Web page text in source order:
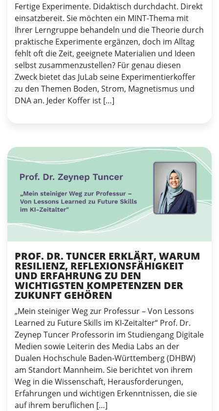
Fertige Experimente. Didaktisch durchdacht. Direkt
einsatzbereit. Sie möchten ein MINT-Thema mit
Ihrer Lerngruppe behandeln und die Theorie durch
praktische Experimente ergänzen, doch im Alltag
fehlt oft die Zeit, geeignete Materialien und Ideen
selbst zusammenzustellen? Für genau diesen
Zweck bietet das JuLab seine Experimentierkoffer
zu den Themen Boden, Strom, Magnetismus und
DNA an. Jeder Koffer ist […]
PROF. DR. TUNCER ERKLÄRT, WARUM
RESILIENZ, REFLEXIONSFÄHIGKEIT
UND ERFAHRUNG ZU DEN
WICHTIGSTEN KOMPETENZEN DER
ZUKUNFT GEHÖREN
„Mein steiniger Weg zur Professur – Von Lessons
Learned zu Future Skills im KI-Zeitalter“ Prof. Dr.
Zeynep Tuncer Professorin im Studiengang Digitale
Medien sowie Leiterin des Media Labs an der
Dualen Hochschule Baden-Württemberg (DHBW)
am Standort Mannheim. Sie berichtet von ihrem
Weg in die Wissenschaft, Herausforderungen,
Erfahrungen und wichtigen Erkenntnissen, die sie
auf ihrem beruflichen […]